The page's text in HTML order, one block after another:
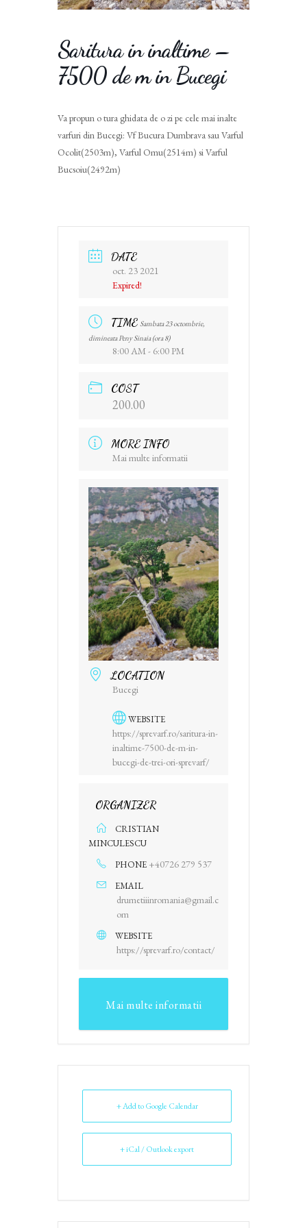
Saritura in inaltime –
7500 de m in Bucegi
Va propun o tura ghidata de o zi pe cele mai inalte
varfuri din Bucegi: Vf Bucura Dumbrava sau Varful
Ocolit(2503m), Varful Omu(2514m) si Varful
Bucsoiu(2492m)
DATE
oct. 23 2021
Expired!
TIME Sambata 23 octombrie,
dimineata Peny Sinaia (ora 8)
8:00 AM - 6:00 PM
COST
200.00
MORE INFO
Mai multe informatii
LOCATION
Bucegi
WEBSITE
https://sprevarf.ro/saritura-in-
inaltime-7500-de-m-in-
bucegi-de-trei-ori-sprevarf/
ORGANIZER
CRISTIAN
MINCULESCU
PHONE +40726 279 537
EMAIL
drumetiiinromania@gmail.c
om
WEBSITE
https://sprevarf.ro/contact/
Mai multe informatii
+ Add to Google Calendar
+ iCal / Outlook export